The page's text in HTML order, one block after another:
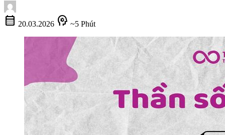
calendar_month 20.03.2026 psychology ~5 Phút